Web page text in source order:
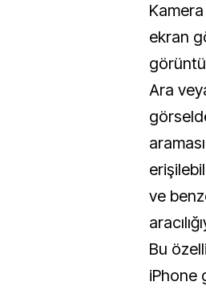
ekran
Ara
ve
Bu
iPhone